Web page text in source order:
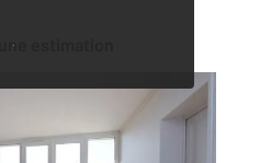
une estimation